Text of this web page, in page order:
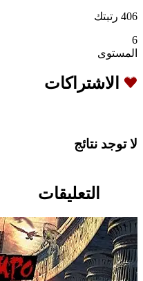
406 رتبتك
6
المستوى
الاشتراكات
لا توجد نتائج
التعليقات